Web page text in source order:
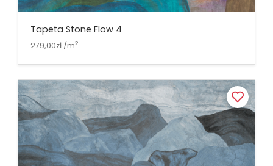
Tapeta Stone Flow 4
279,00zł /m2